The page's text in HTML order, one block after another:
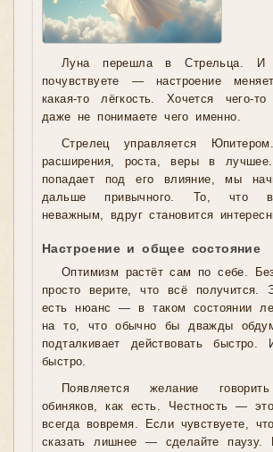
Луна перешла в Стрельца. И
почувствуете — настроение
какая-то лёгкость. Хочется чего-
даже не понимаете чего именно.
Стрелец управляется
расширения, роста, веры в
попадает под его влияние, мы
дальше привычного. То, что
неважным, вдруг становится
Настроение и общее состояние
Оптимизм растёт сам по себе.
просто верите, что всё получится.
есть нюанс — в таком состоянии
на то, что обычно бы дважды
подталкивает действовать быстро.
быстро.
Появляется желание
обиняков, как есть. Честность —
всегда вовремя. Если чувствуете,
сказать лишнее — сделайте паузу.